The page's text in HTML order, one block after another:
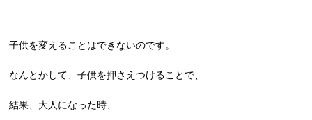
子供を変えることはできないのです。
なんとかして、子供を押さえつけることで、
結果、大人になった時、